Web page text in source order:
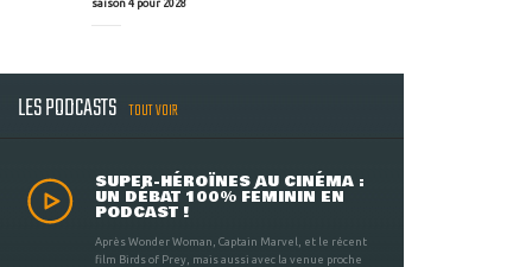
saison 4 pour 2028
LES PODCASTS TOUT VOIR
SUPER-HÉROÏNES AU CINÉMA :
UN DÉBAT 100% FÉMININ EN
PODCAST !
Après Wonder Woman, Captain Marvel, et le récent
film Birds of Prey, mais aussi avec la venue proche